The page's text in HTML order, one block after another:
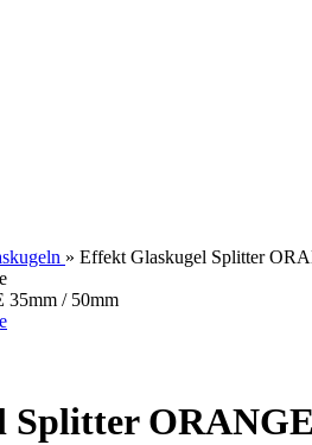
» Effekt Glaskugel Splitter
35mm / 50mm
Splitter